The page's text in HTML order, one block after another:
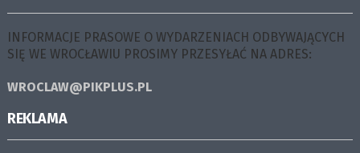
INFORMACJE PRASOWE O WYDARZENIACH ODBYWAJĄCYCH
SIĘ WE WROCŁAWIU PROSIMY PRZESYŁAĆ NA ADRES:
WROCLAW@PIKPLUS.PL
REKLAMA